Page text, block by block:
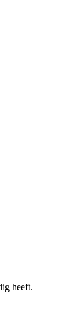
heeft.